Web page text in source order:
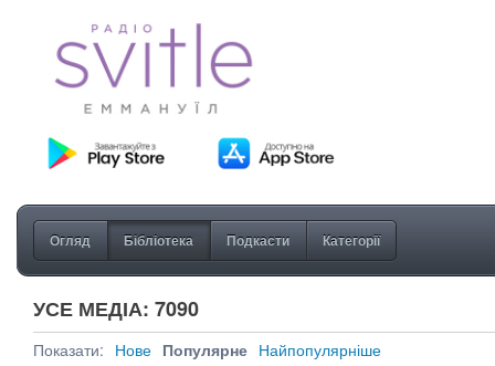
Огляд Бібліотека Подкасти Категорії
УСЕ МЕДІА: 7090
Показати: Нове Популярне Найпопулярніше